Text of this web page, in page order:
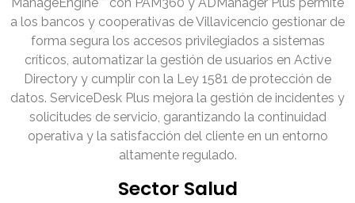
a los bancos y cooperativas de Villavicencio gestionar de
forma segura los accesos privilegiados a sistemas
críticos, automatizar la gestión de usuarios en Active
Directory y cumplir con la Ley 1581 de protección de
datos. ServiceDesk Plus mejora la gestión de incidentes y
solicitudes de servicio, garantizando la continuidad
operativa y la satisfacción del cliente en un entorno
altamente regulado.
Sector Salud